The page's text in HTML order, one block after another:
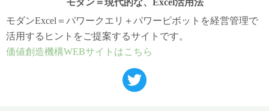
モダン＝現代的な、Excel活用法
モダンExcel＝パワークエリ＋パワーピボットを経営管理で
活用するヒントをご提案するサイトです。
価値創造機構WEBサイトはこちら